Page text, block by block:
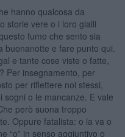
hanno qualcosa da
storie vere o i loro gialli
fumo che sento sia
e fare punto qui.
e tante cose viste o fatte,
Per insegnamento, per
per riflettere noi stessi,
o le mancanze. E vale
però suona troppo
Oppure fatalista: o la va o
“o” in senso aggiuntivo o